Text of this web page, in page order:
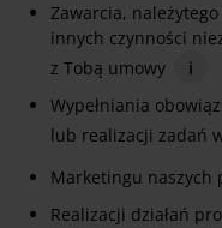
Zawarcia,
innych czynności
z Tobą umowy
i
Wypełniania
lub realizacji zadań
Marketingu naszych
Realizacji działań